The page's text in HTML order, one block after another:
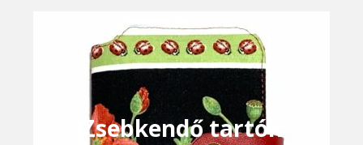
Zsebkendő tartók